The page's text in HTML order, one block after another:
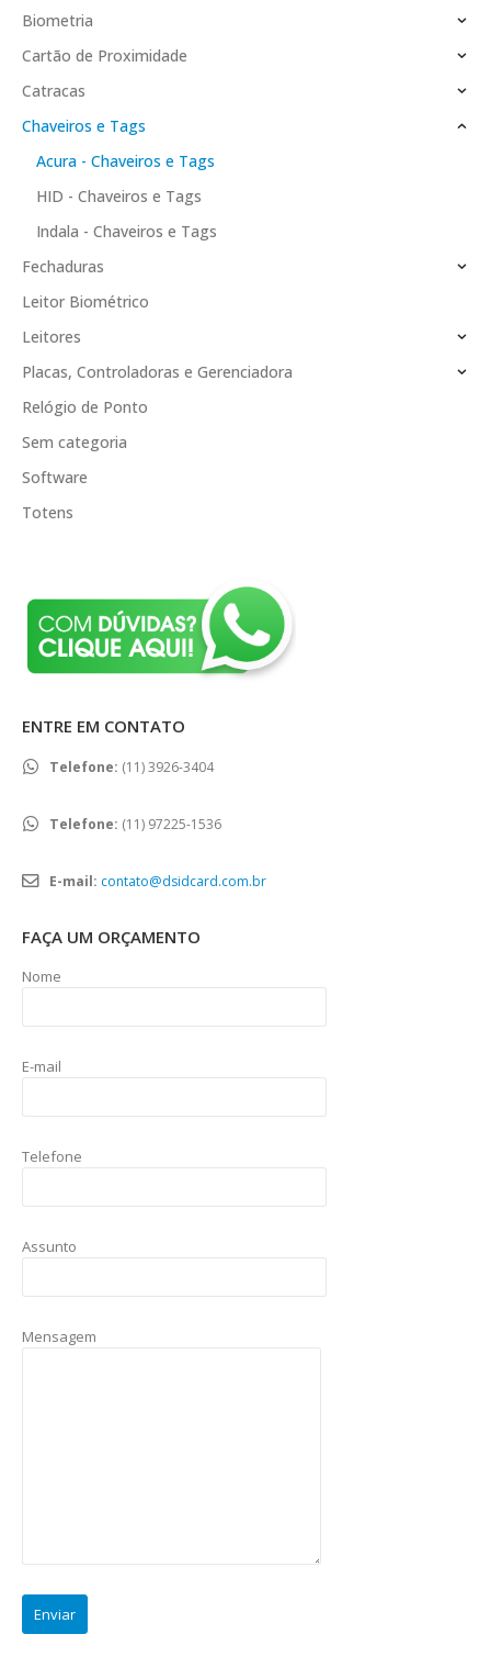
Biometria
Cartão de Proximidade
Catracas
Chaveiros e Tags
Acura - Chaveiros e Tags
HID - Chaveiros e Tags
Indala - Chaveiros e Tags
Fechaduras
Leitor Biométrico
Leitores
Placas, Controladoras e Gerenciadora
Relógio de Ponto
Sem categoria
Software
Totens
ENTRE EM CONTATO
Telefone: (11) 3926-3404
Telefone: (11) 97225-1536
E-mail: contato@dsidcard.com.br
FAÇA UM ORÇAMENTO
Nome
E-mail
Telefone
Assunto
Mensagem